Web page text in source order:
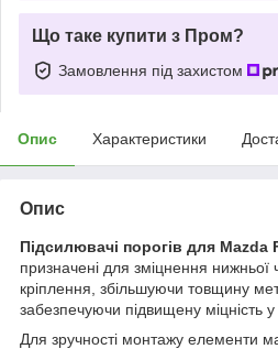
Що таке купити з Пром?
Замовлення під захистом
Опис Характеристики
Опис
Підсилювачі порогів для Mazda
призначені для зміцнення нижньої
кріплення, збільшуючи товщину
забезпечуючи підвищену міцність у
Для зручності монтажу елементи